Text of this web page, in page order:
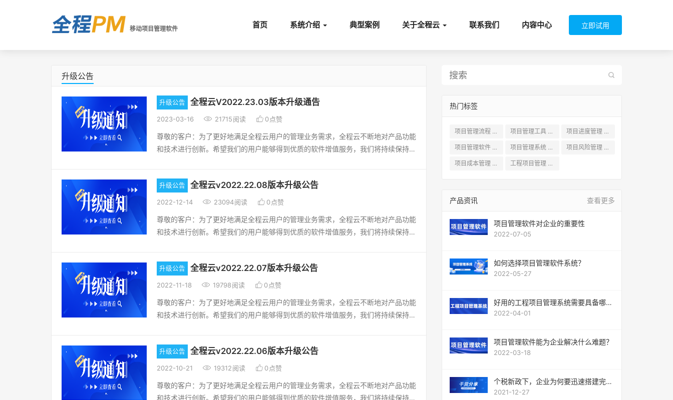
移动项目管理软件 首页 系统介绍 典型案例 关于全程云 联系我们 内容中心 立即试用
升级公告
升级公告 全程云V2022.23.03版本升级通告
2023-03-16  21715阅读  0点赞
尊敬的客户：为了更好地满足全程云用户的管理业务需求，全程云不断地对产品功能
和技术进行创新。希望我们的用户能够得到优质的软件增值服务，我们将持续保持产
程编号列显示和查询(有参数控制，表Sys_T_ParameterSetup，升级后默认不显
示，值为1时显示)HR1. [优化] 考勤管理-请假管理：新增或修改请假单时，重新选择
[新增] OKR功能：A、模板设计：基本信息-备注上方，增加其它属性，可以勾选“需
汇报完成情况”、“部门考核“、”按评分类型先后顺序依次考评“B、模板设计：部门考
为部门负责人；C、模板设计：“需需汇报完成情况”，如不勾选，则执行和评分时汇
报部分的信息都隐藏起来，默认不勾选；D、模板设计：“按评分类型先后顺序依次
考评”，勾选了之后，发起的OKR进入考评后，按评分类型的先后顺序，依次考评,一
个类型评分之后，再通知下一个类型评分；E、模板设计：OKR考核表-目标列，增
加加减分类型勾选，当勾选加减分类型，则权重默认为0且隐藏掉，可设置总分，设
按钮旁边，增加排序按钮，可弹出重新排序；H、模板设计：评分设计-评分类型，
增加成绩提取，可勾选提取部门考核成绩，并选择要提取的考核模板，可多选。成绩
汇总时，该类型的评分为考核对象对应部门的考核成绩，如提取到多个则取平均分；
I、模板设计：评分设计，把kpi考核的体系、定制提取、评分人员不能自评，移值到
升级公告 全程云v2022.22.08版本升级公告
2022-12-14  23094阅读  0点赞
尊敬的客户：为了更好地满足全程云用户的管理业务需求，全程云不断地对产品功能
和技术进行创新。希望我们的用户能够得到优质的软件增值服务，我们将持续保持产
加修改单价的权限，如果没有权限，不能修改单价；并且在导入时，如果没有单价修
改权限，应该也是读取跟选择时的入库单价，不能自定义单价（出库查询-新增出库
增加显示列；[新增] 设置-第三方应用：增加“飞书管理”菜单，跟钉钉功能一样，可
以同步组织机构人员信息，可以飞书添加应用；HR人力资源管理软件[新增] 个税扣
为12000，申请是按月的（薪资关联扣除的都已处理）；[新增] 薪资管理-薪资分
析：薪资项目、薪资套帐选择控件，增加查询条件功能，能够筛选左侧数据；[完善]
个税管理-纳税人信息： 两个导入按钮分别进行权限控制（导入权限名称改为导入纳
税人信息，并增加”导入扣缴义务人单位”新权限）；[完善] 人事合同-合同管理：合
同编号录入了后，增加重复性校验；[完善] 绩效考核-在线评分：所有评分项都没录
升级公告 全程云v2022.22.07版本升级公告
2022-11-18  19798阅读  0点赞
尊敬的客户：为了更好地满足全程云用户的管理业务需求，全程云不断地对产品功能
和技术进行创新。希望我们的用户能够得到优质的软件增值服务，我们将持续保持产
看定时任务列表数据，并设置禁用或启用。CRM客户管理软件[新增] 客户设置-客户
数据：其他TAB页，增加28、关于销售机会，增加合同关联销售机会功能，增加合
状态、阶段功能，为请选择时则不更改；[新增] 目标与执行-业务计划目标：增加导
升级公告 全程云v2022.22.06版本升级公告
2022-10-21  19312阅读  0点赞
尊敬的客户：为了更好地满足全程云用户的管理业务需求，全程云不断地对产品功能
和技术进行创新。希望我们的用户能够得到优质的软件增值服务，我们将持续保持产
热门标签
项目管理流程
(16) 项目管理工具
(17) 项目进度管理
(14)
项目管理软件
(15) 项目管理系统
(13) 项目风险管理
(10)
项目成本管理
(12) 工程项目管理
(11)
产品资讯 查看更多
项目管理软件对企业的重要性
2022-07-05
如何选择项目管理软件系统？
2022-05-27
好用的工程项目管理系统需要具备哪些
条件？
2022-04-01
项目管理软件能为企业解决什么难题？
2022-03-18
个税新政下，企业为何要迅速搭建完整
的薪酬管理系统？
2021-12-27